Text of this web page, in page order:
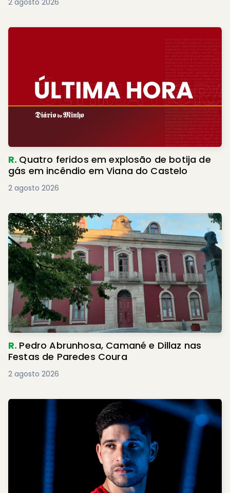
2 agosto 2026
R. Quatro feridos em explosão de botija de
gás em incêndio em Viana do Castelo
2 agosto 2026
R. Pedro Abrunhosa, Camané e Dillaz nas
Festas de Paredes Coura
2 agosto 2026